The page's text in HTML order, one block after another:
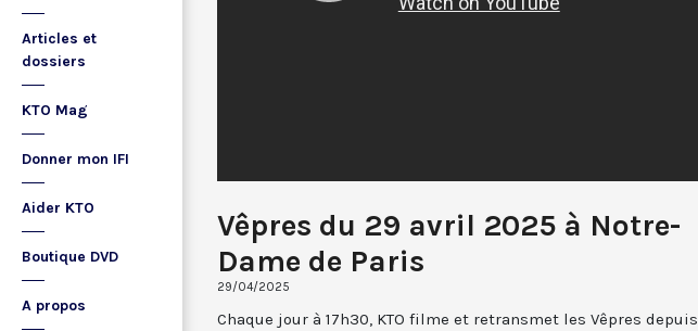
Articles et
dossiers
KTO Mag
Donner mon IFI
Aider KTO
Boutique DVD
A propos
Vêpres du 29 avril 2025 à Notre-
Dame de Paris
29/04/2025
Chaque jour à 17h30, KTO filme et retransmet les Vêpres depuis